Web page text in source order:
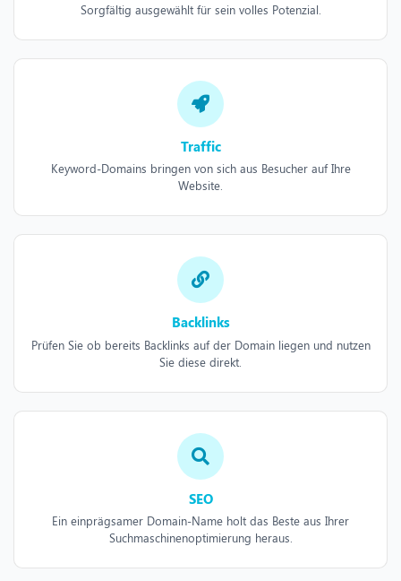
Sorgfältig ausgewählt für sein volles Potenzial.
Traffic
Keyword-Domains bringen von sich aus Besucher auf Ihre
Website.
Backlinks
Prüfen Sie ob bereits Backlinks auf der Domain liegen und nutzen
Sie diese direkt.
SEO
Ein einprägsamer Domain-Name holt das Beste aus Ihrer
Suchmaschinenoptimierung heraus.